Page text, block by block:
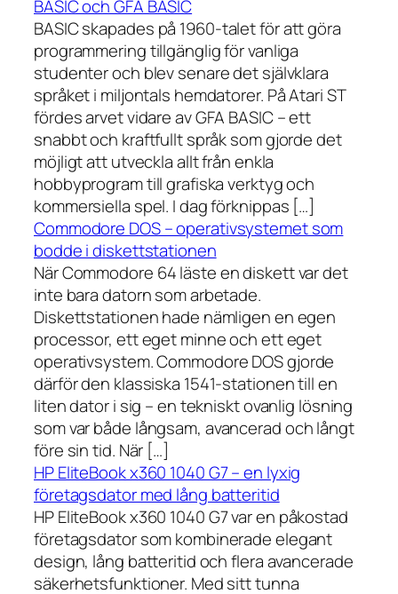
BASIC och GFA BASIC
BASIC skapades på 1960-talet för att göra
programmering tillgänglig för vanliga
studenter och blev senare det självklara
språket i miljontals hemdatorer. På Atari ST
fördes arvet vidare av GFA BASIC – ett
snabbt och kraftfullt språk som gjorde det
möjligt att utveckla allt från enkla
hobbyprogram till grafiska verktyg och
kommersiella spel. I dag förknippas […]
Commodore DOS – operativsystemet som
bodde i diskettstationen
När Commodore 64 läste en diskett var det
inte bara datorn som arbetade.
Diskettstationen hade nämligen en egen
processor, ett eget minne och ett eget
operativsystem. Commodore DOS gjorde
därför den klassiska 1541-stationen till en
liten dator i sig – en tekniskt ovanlig lösning
som var både långsam, avancerad och långt
före sin tid. När […]
HP EliteBook x360 1040 G7 – en lyxig
företagsdator med lång batteritid
HP EliteBook x360 1040 G7 var en påkostad
företagsdator som kombinerade elegant
design, lång batteritid och flera avancerade
säkerhetsfunktioner. Med sitt tunna